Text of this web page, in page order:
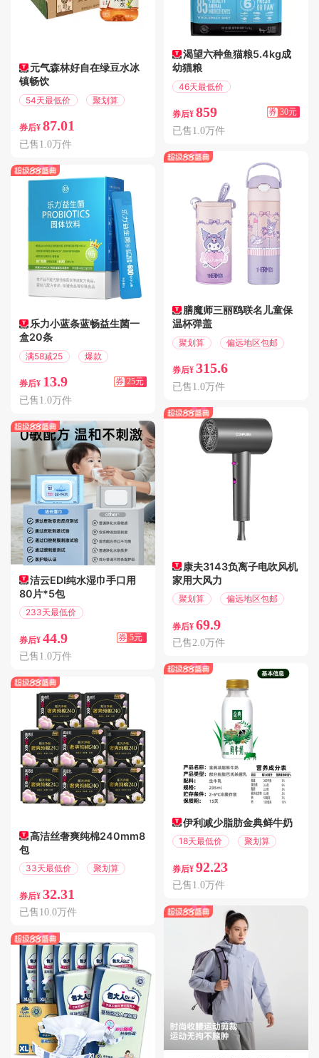
元气森林好自在绿豆水冰
镇畅饮
54天最低价 聚划算
券后¥ 87.01
已售1.0万件
乐力小蓝条蓝畅益生菌一
盒20条
满58减25 爆款
券后¥ 13.9 券 25元
已售1.0万件
洁云EDI纯水湿巾手口用
80片*5包
233天最低价
券后¥ 44.9 券 5元
已售1.0万件
高洁丝奢爽纯棉240mm8
包
33天最低价 聚划算
券后¥ 32.31
已售10.0万件
渴望六种鱼猫粮5.4kg成
幼猫粮
46天最低价
券后¥ 859 券 30元
已售1.0万件
膳魔师三丽鸥联名儿童保
温杯弹盖
聚划算 偏远地区包邮
券后¥ 315.6
已售1.0万件
康夫3143负离子电吹风机
家用大风力
聚划算 偏远地区包邮
券后¥ 69.9
已售2.0万件
伊利减少脂肪金典鲜牛奶
18天最低价 聚划算
券后¥ 92.23
已售1.0万件